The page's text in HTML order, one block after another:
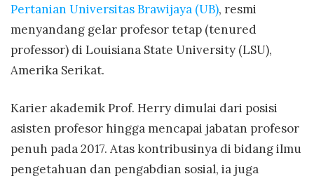
Pertanian Universitas Brawijaya (UB), resmi
menyandang gelar profesor tetap (tenured
professor) di Louisiana State University (LSU),
Amerika Serikat.
Karier akademik Prof. Herry dimulai dari posisi
asisten profesor hingga mencapai jabatan profesor
penuh pada 2017. Atas kontribusinya di bidang ilmu
pengetahuan dan pengabdian sosial, ia juga